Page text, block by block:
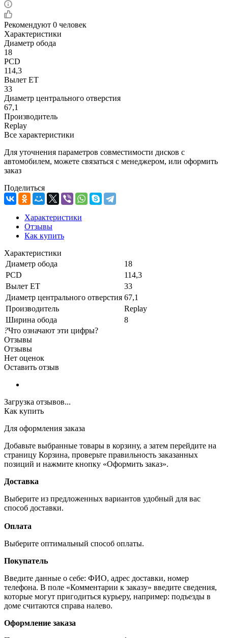
Рекомендуют 0 человек
Характеристики
Диаметр обода
18
PCD
114,3
Вылет ET
33
Диаметр центрального отверстия
67,1
Производитель
Replay
Все характеристики
Для уточнения параметров совместимости дисков с
автомобилем, можете связаться с менеджером, или оформить
заказ
Поделиться
Характеристики
Отзывы
Как купить
Характеристики
Диаметр обода
18
PCD
114,3
Вылет ET
33
Диаметр центрального отверстия 67,1
Производитель
Replay
Ширина обода
8
?Что означают эти цифры?
Отзывы
Отзывы
Нет оценок
Оставить отзыв
Загрузка отзывов...
Как купить
Для оформления заказа
Добавьте выбранные товары в корзину, а затем перейдите на
страницу Корзина, проверьте правильность заказанных
позиций и нажмите кнопку «Оформить заказ».
Доставка
Выберите из предложенных вариантов удобный для вас
способ доставки.
Оплата
Выберите оптимальный способ оплаты.
Покупатель
Введите данные о себе: ФИО, адрес доставки, номер
телефона. В поле «Комментарии к заказу» введите сведения,
которые могут пригодиться курьеру, например: подъезды в
доме считаются справа налево.
Оформление заказа